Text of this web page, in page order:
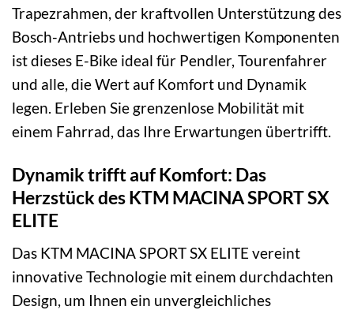
Trapezrahmen, der kraftvollen Unterstützung des
Bosch-Antriebs und hochwertigen Komponenten
ist dieses E-Bike ideal für Pendler, Tourenfahrer
und alle, die Wert auf Komfort und Dynamik
legen. Erleben Sie grenzenlose Mobilität mit
einem Fahrrad, das Ihre Erwartungen übertrifft.
Dynamik trifft auf Komfort: Das
Herzstück des KTM MACINA SPORT SX
ELITE
Das KTM MACINA SPORT SX ELITE vereint
innovative Technologie mit einem durchdachten
Design, um Ihnen ein unvergleichliches